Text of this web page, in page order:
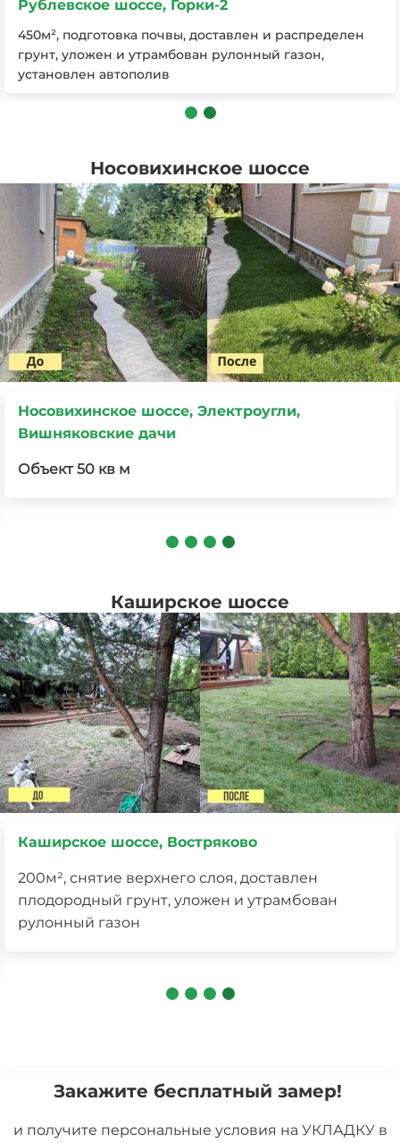
Рублевское шоссе, Горки-2
450м², подготовка почвы, доставлен и распределен
грунт, уложен и утрамбован рулонный газон,
установлен автополив
Носовихинское шоссе
Носовихинское шоссе, Электроугли,
Вишняковские дачи
Объект 50 кв м
Каширское шоссе
Каширское шоссе, Востряково
200м², снятие верхнего слоя, доставлен
плодородный грунт, уложен и утрамбован
рулонный газон
Закажите бесплатный замер!
и получите персональные условия на УКЛАДКУ в